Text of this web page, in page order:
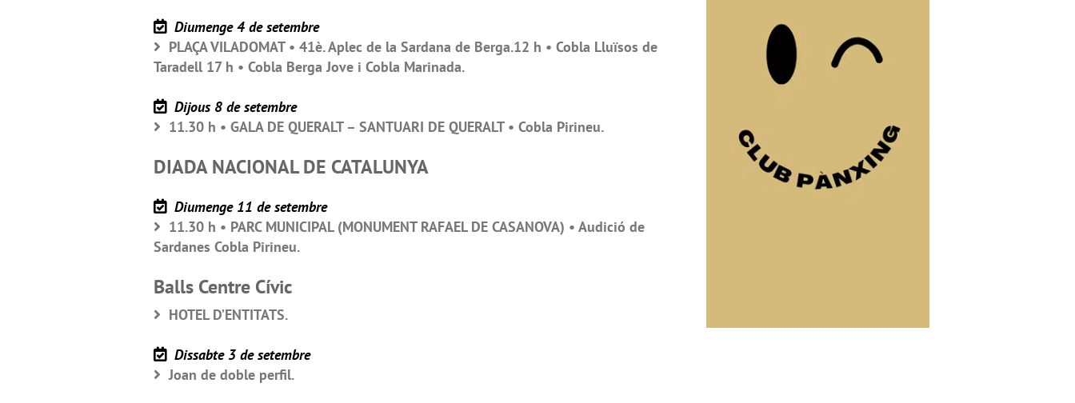
Diumenge 4 de setembre
PLAÇA VILADOMAT • 41è. Aplec de la Sardana de Berga.12 h • Cobla Lluïsos de
Taradell 17 h • Cobla Berga Jove i Cobla Marinada.
Dijous 8 de setembre
11.30 h • GALA DE QUERALT – SANTUARI DE QUERALT • Cobla Pirineu.
DIADA NACIONAL DE CATALUNYA
Diumenge 11 de setembre
11.30 h • PARC MUNICIPAL (MONUMENT RAFAEL DE CASANOVA) • Audició de
Sardanes Cobla Pirineu.
Balls Centre Cívic
HOTEL D’ENTITATS.
Dissabte 3 de setembre
Joan de doble perfil.